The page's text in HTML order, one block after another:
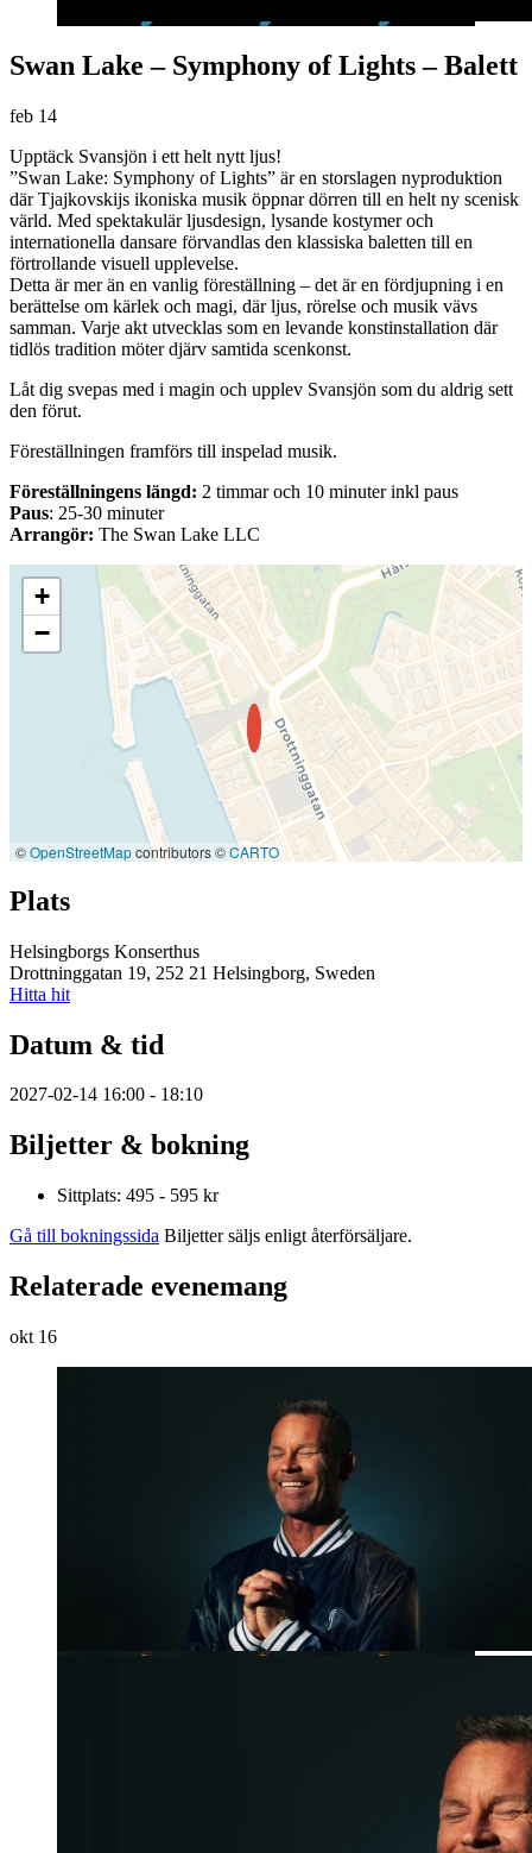
Swan Lake – Symphony of Lights – Balett
feb 14
Upptäck Svansjön i ett helt nytt ljus!
”Swan Lake: Symphony of Lights” är en storslagen nyproduktion
där Tjajkovskijs ikoniska musik öppnar dörren till en helt ny scenisk
värld. Med spektakulär ljusdesign, lysande kostymer och
internationella dansare förvandlas den klassiska baletten till en
förtrollande visuell upplevelse.
Detta är mer än en vanlig föreställning – det är en fördjupning i en
berättelse om kärlek och magi, där ljus, rörelse och musik vävs
samman. Varje akt utvecklas som en levande konstinstallation där
tidlös tradition möter djärv samtida scenkonst.
Låt dig svepas med i magin och upplev Svansjön som du aldrig sett
den förut.
Föreställningen framförs till inspelad musik.
Föreställningens längd: 2 timmar och 10 minuter inkl paus
Paus: 25-30 minuter
Arrangör: The Swan Lake LLC
+
−
©OpenStreetMapcontributors ©CARTO
Plats
Helsingborgs Konserthus
Drottninggatan 19, 252 21 Helsingborg, Sweden
Hitta hit
Datum & tid
2027-02-14 16:00 - 18:10
Biljetter & bokning
Sittplats: 495 - 595 kr
Gå till bokningssida Biljetter säljs enligt återförsäljare.
Relaterade evenemang
okt 16